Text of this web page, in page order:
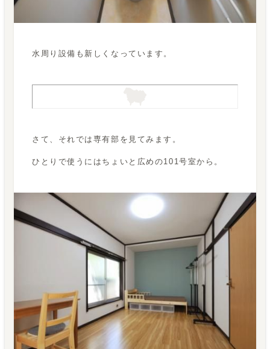
水周り設備も新しくなっています。
さて、それでは専有部を見てみます。
ひとりで使うにはちょいと広めの101号室から。